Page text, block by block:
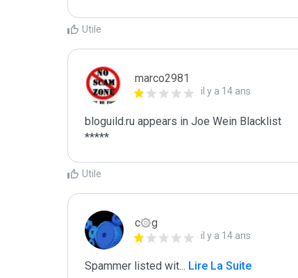
Utile
marco2981
il y a 14 ans
bloguild.ru appears in Joe Wein Blacklist
*****
Utile
c۞g
il y a 14 ans
Spammer listed wit... Lire La Suite